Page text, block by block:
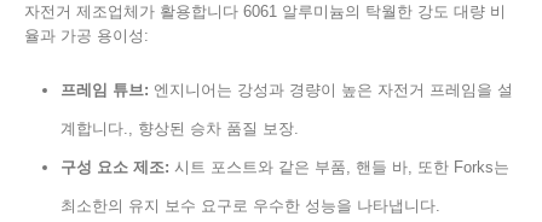
자전거 제조업체가 활용합니다 6061 알루미늄의 탁월한 강도 대량 비
율과 가공 용이성:
프레임 튜브: 엔지니어는 강성과 경량이 높은 자전거 프레임을 설
계합니다., 향상된 승차 품질 보장.
구성 요소 제조: 시트 포스트와 같은 부품, 핸들 바, 또한 Forks는
최소한의 유지 보수 요구로 우수한 성능을 나타냅니다.